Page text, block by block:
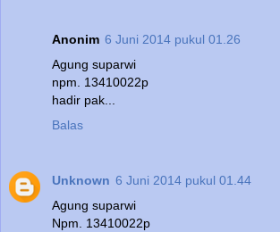
Anonim 6 Juni 2014 pukul 01.26
Agung suparwi
npm. 13410022p
hadir pak...
Balas
Unknown 6 Juni 2014 pukul 01.44
Agung suparwi
Npm. 13410022p